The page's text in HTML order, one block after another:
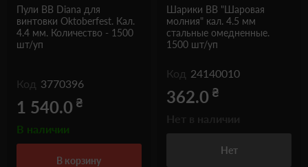
Пули ВВ Diana для
винтовки Oktoberfest. Кал.
4.4 мм. Количество - 1500
шт/уп
Код 3770396
1 540.0 ₴
В наличии
в корзину
Шарики ВВ "Шаровая
молния" кал. 4.5 мм
стальные омедненные.
1500 шт/уп
Код 24140010
362.0 ₴
Нет